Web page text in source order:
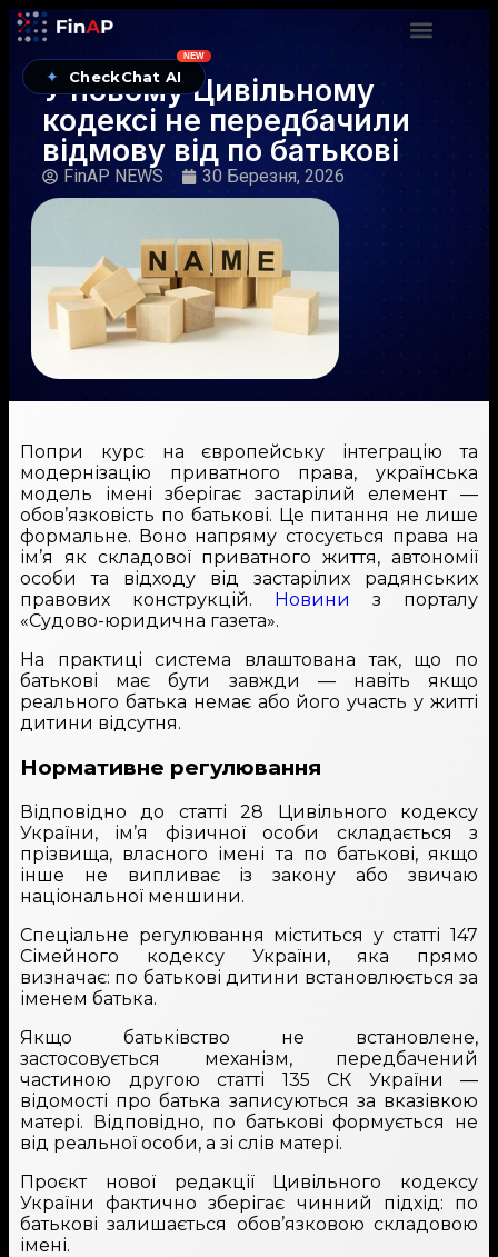
✦ CheckChat AI
NEW
У новому Цивільному
кодексі не передбачили
відмову від по батькові
FinAP NEWS 30 Березня, 2026
Попри курс на європейську інтеграцію та
модернізацію приватного права, українська
модель імені зберігає застарілий елемент —
обов’язковість по батькові. Це питання не лише
формальне. Воно напряму стосується права на
ім’я як складової приватного життя, автономії
особи та відходу від застарілих радянських
правових конструкцій.
Новини
з порталу
«Судово-юридична газета».
На практиці система влаштована так, що по
батькові має бути завжди — навіть якщо
реального батька немає або його участь у житті
дитини відсутня.
Нормативне регулювання
Відповідно до статті 28 Цивільного кодексу
України, ім’я фізичної особи складається з
прізвища, власного імені та по батькові, якщо
інше не випливає із закону або звичаю
національної меншини.
Спеціальне регулювання міститься у статті 147
Сімейного кодексу України, яка прямо
визначає: по батькові дитини встановлюється за
іменем батька.
Якщо батьківство не встановлене,
застосовується механізм, передбачений
частиною другою статті 135 СК України —
відомості про батька записуються за вказівкою
матері. Відповідно, по батькові формується не
від реальної особи, а зі слів матері.
Проєкт нової редакції Цивільного кодексу
України фактично зберігає чинний підхід: по
батькові залишається обов’язковою складовою
імені.